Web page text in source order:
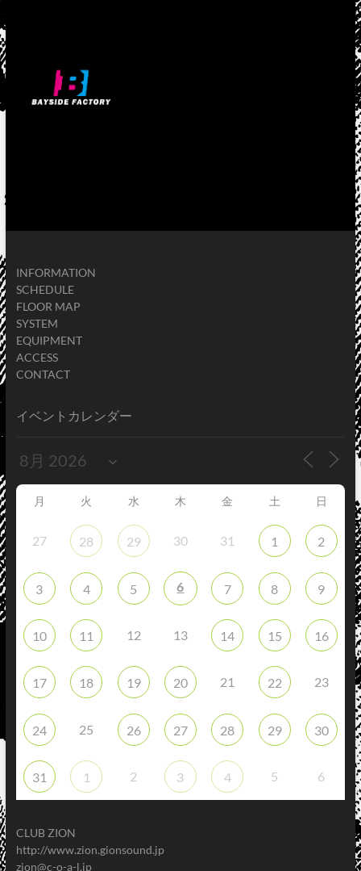
INFORMATION
SCHEDULE
FLOOR MAP
SYSTEM
EQUIPMENT
ACCESS
CONTACT
イベントカレンダー
月 火 水 木 金 土 日
27 28 29 30 31 1 2
3 4 5 6 7 8 9
10 11 12 13 14 15 16
17 18 19 20 21 22 23
24 25 26 27 28 29 30
31 1 2 3 4 5 6
CLUB ZION
http://www.zion.gionsound.jp
zion@c-o-a-l.jp